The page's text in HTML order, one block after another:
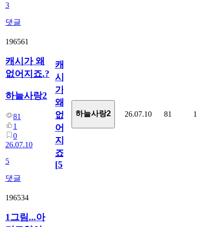
3
댓글
196561
캐시가 왜
없어지죠.?
하늘사랑2
81
1
0
26.07.10
5
댓글
캐
시
가
왜
없
어
지
죠.?
[5]
하늘사랑2 26.07.10 81 1
196534
1그림...아